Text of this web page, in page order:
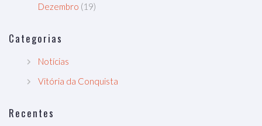
Dezembro (19)
Categorias
Notícias
Vitória da Conquista
Recentes